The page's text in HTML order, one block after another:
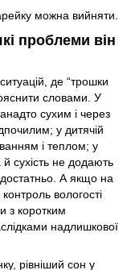
можна вийняти.
проблеми він
де “трошки
словами. У
сухим і через
у дитячій
і теплом; у
сухість не додають
достатньо. А якщо на
вологості
з коротким
надлишкової
рівніший сон у